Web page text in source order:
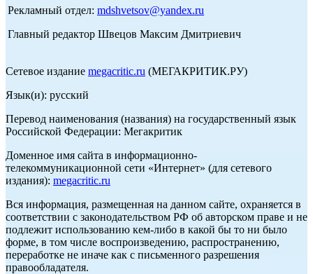
Рекламный отдел: mdshvetsov@yandex.ru
Главный редактор Швецов Максим Дмитриевич
Сетевое издание megacritic.ru (МЕГАКРИТИК.РУ)
Язык(и): русский
Перевод наименования (названия) на государственный язык
Российской Федерации: Мегакритик
Доменное имя сайта в информационно-
телекоммуникационной сети «Интернет» (для сетевого
издания): megacritic.ru
Вся информация, размещенная на данном сайте, охраняется в
соответствии с законодательством РФ об авторском праве и не
подлежит использованию кем-либо в какой бы то ни было
форме, в том числе воспроизведению, распространению,
переработке не иначе как с письменного разрешения
правообладателя.